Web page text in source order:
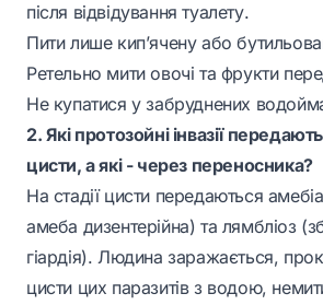
після відвідування туалету.
Пити лише кип’ячену або
Ретельно мити овочі та фрукти
Не купатися у забруднених
2. Які протозойні інвазії
цисти, а які - через переносника?
На стадії цисти передаються
амеба дизентерійна) та лямбліоз
гіардія). Людина заражається,
цисти цих паразитів з водою,